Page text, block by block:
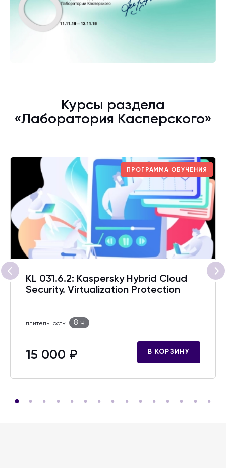
Курсы раздела
«Лаборатория Касперского»
ПРОГРАММА ОБУЧЕНИЯ
KL 031.6.2: Kaspersky Hybrid Cloud
Security. Virtualization Protection
длительность: 8 ч
15 000 ₽ В КОРЗИНУ